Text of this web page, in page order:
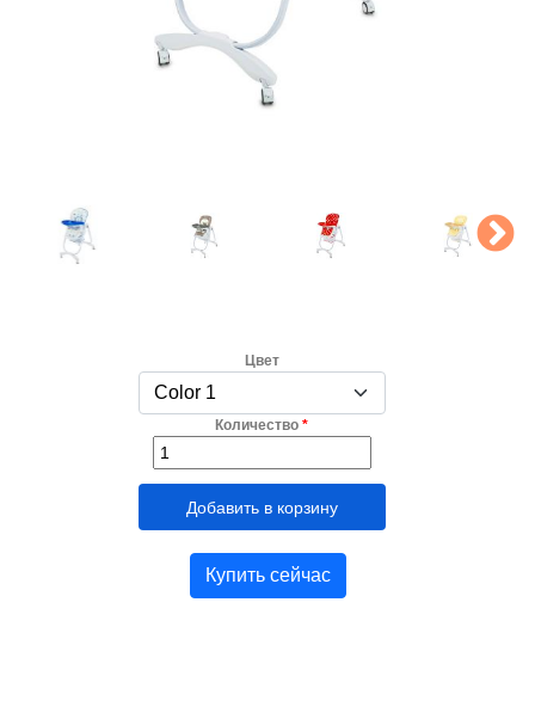
Цвет
Количество *
Купить сейчас